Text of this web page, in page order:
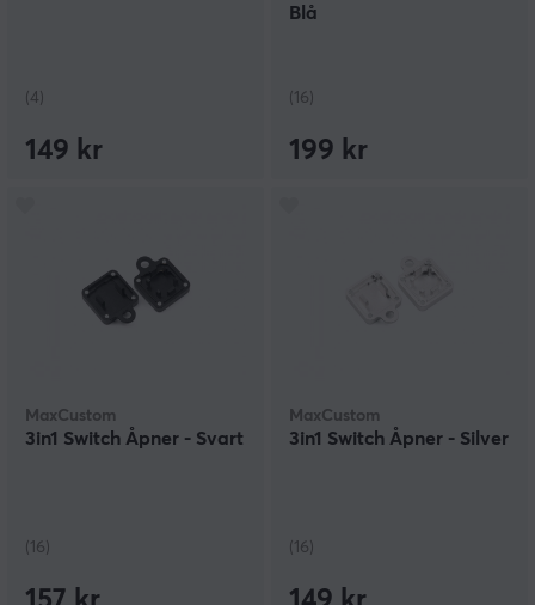
(4)
149 kr
Blå
(16)
199 kr
MaxCustom
3in1 Switch Åpner - Svart
(16)
MaxCustom
3in1 Switch Åpner - Silver
(16)